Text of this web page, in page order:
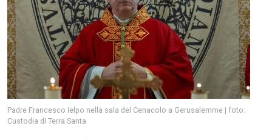
Padre Francesco Ielpo nella sala del Cenacolo a Gerusalemme | foto:
Custodia di Terra Santa